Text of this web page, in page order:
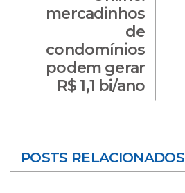
mercadinhos
de
condomínios
podem gerar
R$ 1,1 bi/ano
POSTS RELACIONADOS